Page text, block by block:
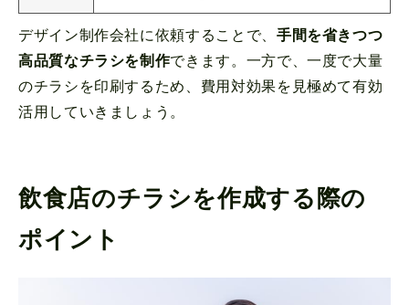
デザイン制作会社に依頼することで、 手間を省きつつ
高品質なチラシを制作できます。一方で、一度で大量
のチラシを印刷するため、費用対効果を見極めて有効
活用していきましょう。
飲食店のチラシを作成する際の
ポイント